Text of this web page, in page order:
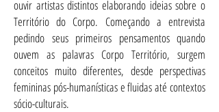
ouvir artistas distintos elaborando ideias sobre o
Território do Corpo. Começando a entrevista
pedindo seus primeiros pensamentos quando
ouvem as palavras Corpo Território, surgem
conceitos muito diferentes, desde perspectivas
femininas pós-humanísticas e fluidas até contextos
sócio-culturais.